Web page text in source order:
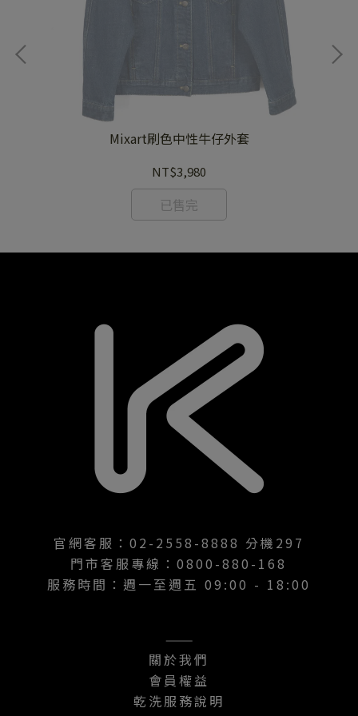
Mixart刷色中性牛仔外套
NT$3,980
已售完
官網客服：02-2558-8888 分機297
門市客服專線：0800-880-168
服務時間：週一至週五 09:00 - 18:00
———
關於我們
會員權益
乾洗服務說明